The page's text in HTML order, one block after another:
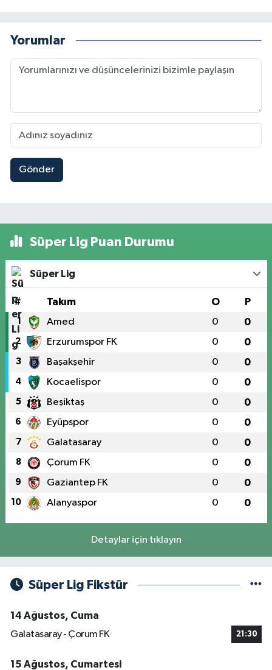
Yorumlar
Gönder
Süper Lig Puan Durumu
Süper Lig
# Takım O P
1 Amed 0 0
2 Erzurumspor FK 0 0
3 Başakşehir 0 0
4 Kocaelispor 0 0
5 Beşiktaş 0 0
6 Eyüpspor 0 0
7 Galatasaray 0 0
8 Çorum FK 0 0
9 Gaziantep FK 0 0
10 Alanyaspor 0 0
Detaylar için tıklayın
Süper Lig Fikstür
14 Ağustos, Cuma
Galatasaray - Çorum FK
21:30
15 Ağustos, Cumartesi